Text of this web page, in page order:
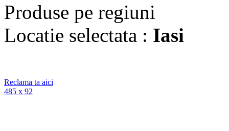
Produse pe regiuni
Locatie selectata : Iasi
Reclama ta aici
485 x 92